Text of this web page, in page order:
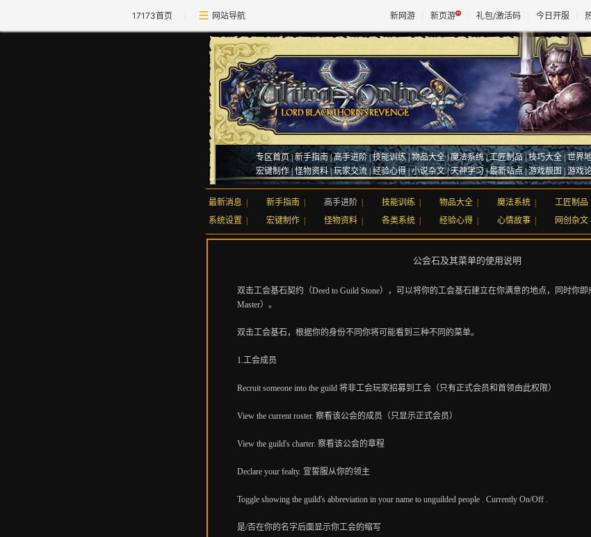
17173首页 网站导航 新网游 新页游 礼包/激活码 今日开服
专区首页|新手指南 |高手进阶 |技能训练|物品大全|魔法系统|工匠制品|技巧大全|世界
宏键制作| 怪物资料 |玩家交流 |经验心得|小说杂文|天神学习| 最新站点 |游戏靓图|游戏
最新消息 新手指南 高手进阶 技能训练 物品大全 魔法系统 工匠制品
系统设置
宏键制作 怪物资料 各类系统 经验心得 心情故事 网创杂文
公会石及其菜单的使用说明
双击工会基石契约（Deed to Guild Stone），可以将你的工会基石建立在你满意的地点，同时你
Master）。
双击工会基石，根据你的身份不同你将可能看到三种不同的菜单。
1.工会成员
Recruit someone into the guild 将非工会玩家招募到工会（只有正式会员和首领由此权限）
View the current roster. 察看该公会的成员（只显示正式会员）
View the guild's charter. 察看该公会的章程
Declare your fealty. 宣誓服从你的领主
Toggle showing the guild's abbreviation in your name to unguilded people . Currently On/Off .
是/否在你的名字后面显示你工会的缩写